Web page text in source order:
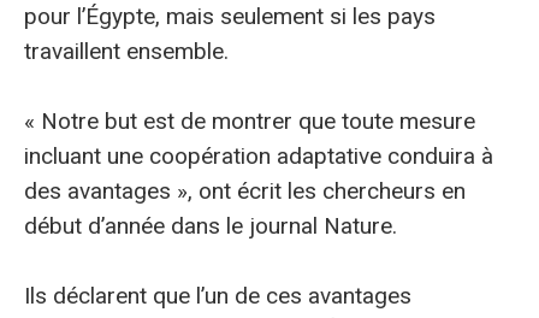
pour l’Égypte, mais seulement si les pays
travaillent ensemble.
« Notre but est de montrer que toute mesure
incluant une coopération adaptative conduira à
des avantages », ont écrit les chercheurs en
début d’année dans le journal Nature.
Ils déclarent que l’un de ces avantages